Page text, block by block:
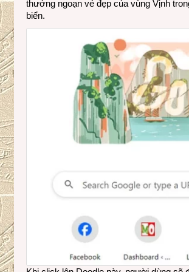
thưởng ngoạn vẻ đẹp của vùng Vịnh
biển.